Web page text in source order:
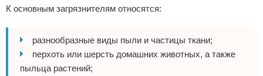
К основным загрязнителям относятся:
разнообразные виды пыли и частицы ткани;
перхоть или шерсть домашних животных, а также
пыльца растений;